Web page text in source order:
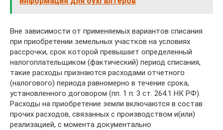
Вне зависимости от применяемых вариантов списания
при приобретении земельных участков на условиях
рассрочки, срок которой превышает определенный
налогоплательщиком (фактический) период списания,
такие расходы признаются расходами отчетного
(налогового) периода равномерно в течение срока,
установленного договором (пп. 1 п. 3 ст. 264.1 НК РФ).
Расходы на приобретение земли включаются в состав
прочих расходов, связанных с производством и(или)
реализацией, с момента документально